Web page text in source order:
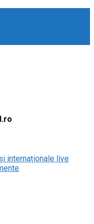
internaționale live